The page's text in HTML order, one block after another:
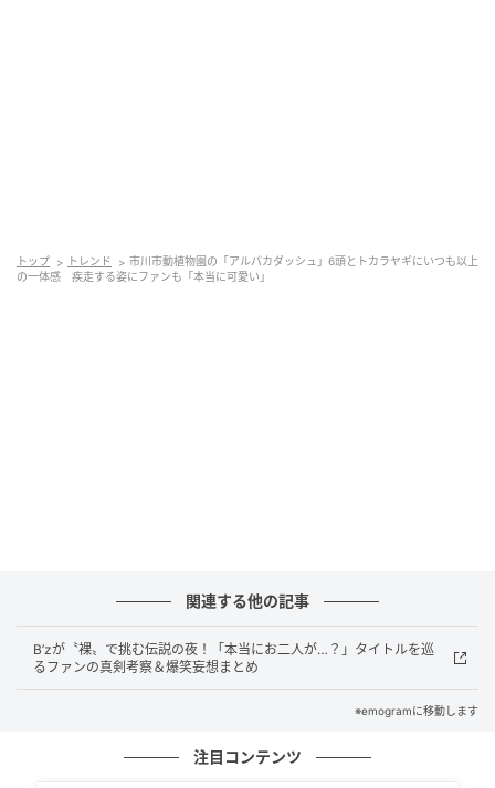
それがどこまで関係しているのかはっきりしません
が、この日のアルパカたち、久しぶりにぴったりと息
アルパカダッシュ＝市川市動植物園公式Xより
トカラヤギも負けじと先頭集団へ、6頭全員が
トップ トレンド
市川市動植物園の「アルパカダッシュ」6頭とトカラヤギにいつも以上
の一体感 疾走する姿にファンも「本当に可愛い」
関連する他の記事
B’zが〝裸〟で挑む伝説の夜！「本当にお二人が…？」タイトルを巡
るファンの真剣考察＆爆笑妄想まとめ
※emogramに移動します
注目コンテンツ